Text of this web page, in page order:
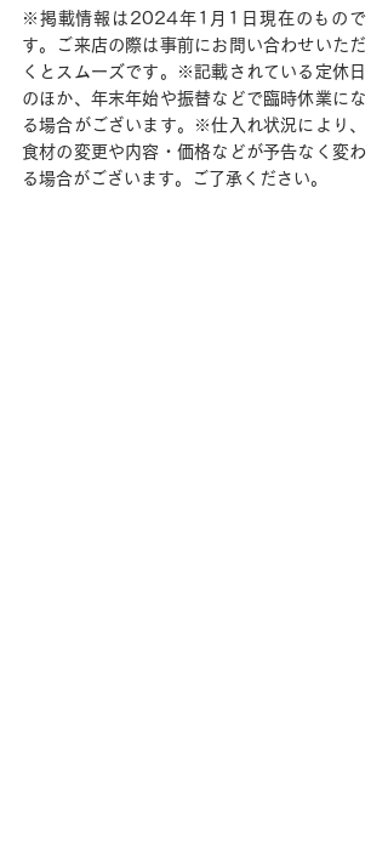
※掲載情報は2024年1月1日現在のもので
す。ご来店の際は事前にお問い合わせいただ
くとスムーズです。※記載されている定休日
のほか、年末年始や振替などで臨時休業にな
る場合がございます。※仕入れ状況により、
食材の変更や内容・価格などが予告なく変わ
る場合がございます。ご了承ください。